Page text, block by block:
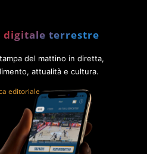
digitale terrestre
del mattino in diretta,
attualità e cultura.
editoriale